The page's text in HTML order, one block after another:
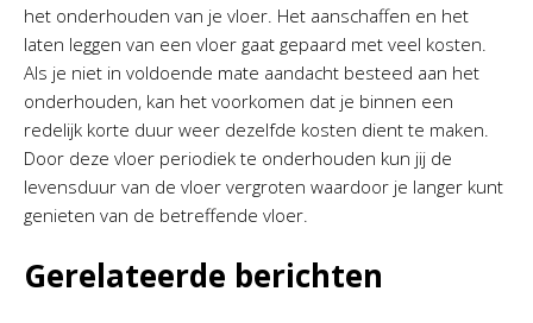
het onderhouden van je vloer. Het aanschaffen en het
laten leggen van een vloer gaat gepaard met veel kosten.
Als je niet in voldoende mate aandacht besteed aan het
onderhouden, kan het voorkomen dat je binnen een
redelijk korte duur weer dezelfde kosten dient te maken.
Door deze vloer periodiek te onderhouden kun jij de
levensduur van de vloer vergroten waardoor je langer kunt
genieten van de betreffende vloer.
Gerelateerde berichten